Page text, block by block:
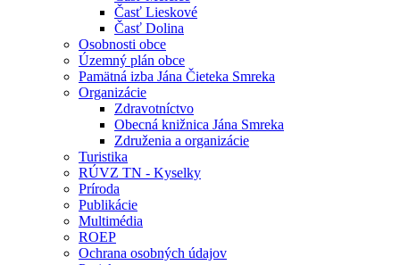
Časť Lieskové
Časť Dolina
Osobnosti obce
Územný plán obce
Pamätná izba Jána Čieteka Smreka
Organizácie
Zdravotníctvo
Obecná knižnica Jána Smreka
Združenia a organizácie
Turistika
RÚVZ TN - Kyselky
Príroda
Publikácie
Multimédia
ROEP
Ochrana osobných údajov